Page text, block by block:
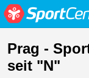
Prag -
seit "N"